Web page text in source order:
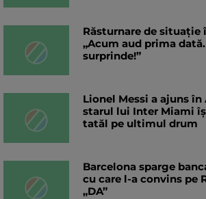
Răsturnare de situație
„Acum aud prima
surprinde!”
Lionel Messi a ajuns
starul lui Inter Miami
tatăl pe ultimul drum
Barcelona sparge
cu care l-a convins pe
„DA”